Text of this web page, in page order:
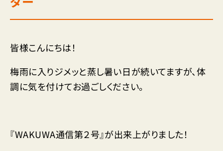
皆様こんにちは！
梅雨に入りジメッと蒸し暑い日が続いてますが、体
調に気を付けてお過ごしください。
『WAKUWA通信第２号』が出来上がりました！